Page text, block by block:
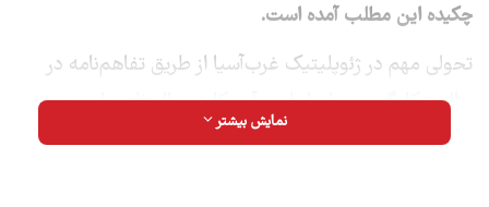
چکیده این مطلب آمده است.
تحولی مهم در ژئوپلیتیک غرب‌آسیا از طریق تفاهم‌نامه در
حال شکل‌گیری میان ایران و آمریکا در حال ظهور است؛
توافقی که می‌تواند پس از نزدیک به پنج دهه خصومت،
نمایش بیشتر